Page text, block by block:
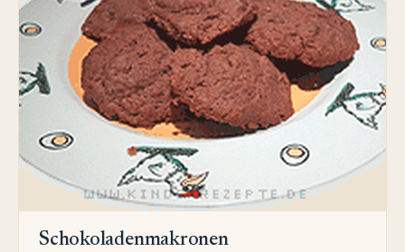
Schokoladenmakronen